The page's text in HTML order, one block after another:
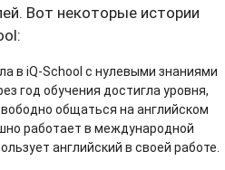
Вот некоторые истории
в iQ-School с нулевыми знаниями
год обучения достигла уровня,
общаться на английском
работает в международной
английский в своей работе.